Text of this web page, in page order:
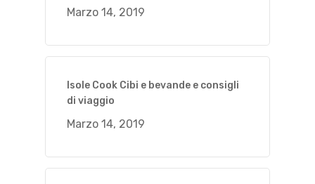
Marzo 14, 2019
Isole Cook Cibi e bevande e consigli
di viaggio
Marzo 14, 2019